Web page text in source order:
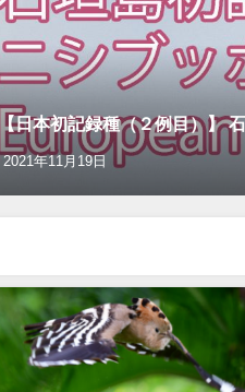
【日本初記録種（２例目）】
2021年11月19日